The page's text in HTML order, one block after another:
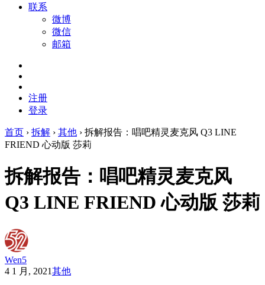
联系
微博
微信
邮箱
注册
登录
首页 › 拆解 › 其他 › 拆解报告：唱吧精灵麦克风 Q3 LINE
FRIEND 心动版 莎莉
拆解报告：唱吧精灵麦克风
Q3 LINE FRIEND 心动版 莎莉
Wen5
4 1 月, 2021其他